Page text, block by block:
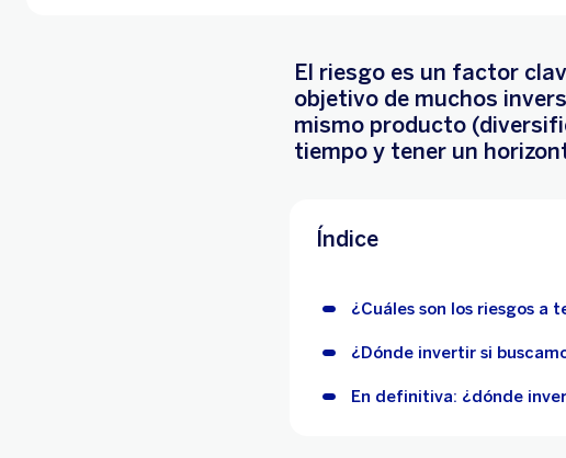
El riesgo es un factor
objetivo de muchos
mismo producto
tiempo y tener un
Índice
¿Cuáles son los riesgos a
¿Dónde invertir si
En definitiva: ¿dónde